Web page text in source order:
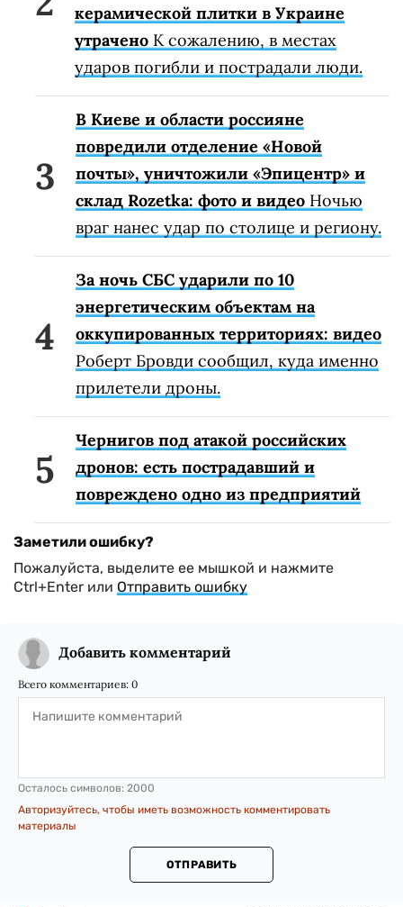
керамической плитки в Украине
утрачено К сожалению, в местах
ударов погибли и пострадали люди.
В Киеве и области россияне
повредили отделение «Новой
почты», уничтожили «Эпицентр» и
склад Rozetka: фото и видео Ночью
враг нанес удар по столице и региону.
За ночь СБС ударили по 10
энергетическим объектам на
оккупированных территориях: видео
Роберт Бровди сообщил, куда именно
прилетели дроны.
Чернигов под атакой российских
дронов: есть пострадавший и
повреждено одно из предприятий
Заметили ошибку?
Пожалуйста, выделите ее мышкой и нажмите
Ctrl+Enter или Отправить ошибку
Добавить комментарий
Всего комментариев: 0
Осталось символов: 2000
Авторизуйтесь, чтобы иметь возможность комментировать
материалы
ОТПРАВИТЬ